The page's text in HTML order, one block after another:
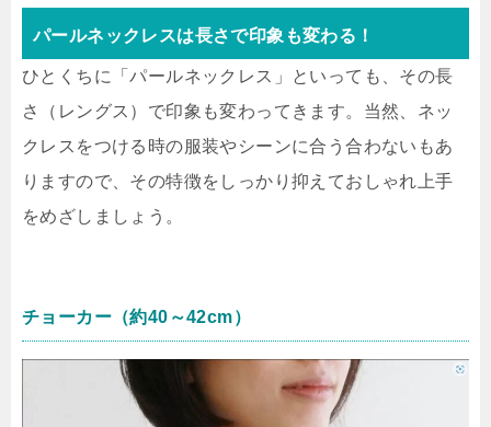
パールネックレスは長さで印象も変わる！
ひとくちに「パールネックレス」といっても、その長
さ（レングス）で印象も変わってきます。当然、ネッ
クレスをつける時の服装やシーンに合う合わないもあ
りますので、その特徴をしっかり抑えておしゃれ上手
をめざしましょう。
チョーカー（約40～42cm）